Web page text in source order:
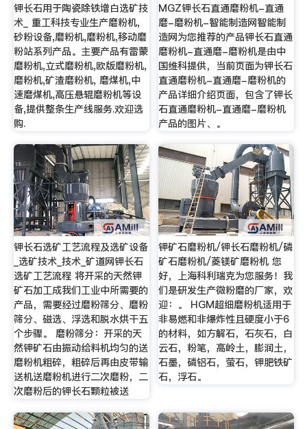
钾长石用于陶瓷除铁增白选矿技
术_ 重工科技专业生产磨粉机,
砂粉设备,磨粉机,磨粉机,移动磨
粉站系列产品。主要产品有雷蒙
磨粉机,立式磨粉机,欧版磨粉机,
磨粉机,矿渣磨粉机, 磨煤机,中
速磨煤机,高压悬辊磨粉机等设
备,提供整条生产线服务.欢迎选
购.
MGZ钾长石直通磨粉机-直通
磨-磨粉机-智能制造网智能制
造网为您推荐的产品钾长石直通
磨粉机-直通磨-磨粉机是由中
国维科提供，当前页面为钾长石
直通磨粉机-直通磨-磨粉机的
产品详细介绍页面，包含了钾长
石直通磨粉机-直通磨-磨粉机
产品的图片、。
钾长石选矿工艺流程及选矿设备
_选矿技术_技术_矿道网钾长石
选矿工艺流程 将开采的天然钾
矿石加工成我们工业中所需要的
产品，需要经过磨粉筛分、磨粉
筛分、磁选、浮选和脱水烘干五
个步骤。 磨粉筛分：开采的天
然钾矿石由振动给料机均匀的送
磨粉机粗碎，粗碎后再由皮带输
送机送磨粉机进行二次磨粉，二
次磨粉后的钾长石颗粒被送
钾矿石磨粉机/钾长石磨粉机/磷
矿石磨粉机/菱镁矿磨粉机 您
好，上海科利瑞克为您服务！我
们是研发生产微粉磨的厂家，欢
迎：。 HGM超细磨粉机适用于
非易燃和非爆炸性且硬度小于6
的材料，如方解石，石灰石，白
云石，粉笔，高岭土，膨润土，
石墨，磷铝石，萤石，钾肥铁矿
石，浮石。